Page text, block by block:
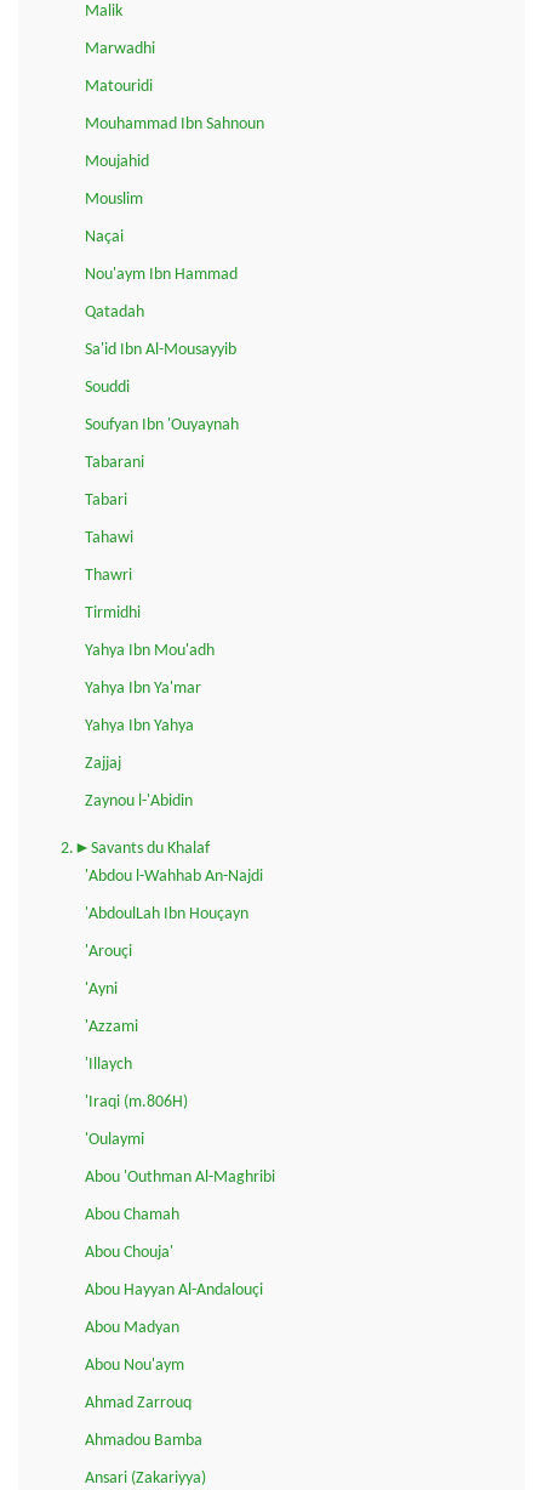
Malik
Marwadhi
Matouridi
Mouhammad Ibn Sahnoun
Moujahid
Mouslim
Naçai
Nou'aym Ibn Hammad
Qatadah
Sa'id Ibn Al-Mousayyib
Souddi
Soufyan Ibn 'Ouyaynah
Tabarani
Tabari
Tahawi
Thawri
Tirmidhi
Yahya Ibn Mou'adh
Yahya Ibn Ya'mar
Yahya Ibn Yahya
Zajjaj
Zaynou l-'Abidin
2.►Savants du Khalaf
'Abdou l-Wahhab An-Najdi
'AbdoulLah Ibn Houçayn
'Arouçi
'Ayni
'Azzami
'Illaych
'Iraqi (m.806H)
'Oulaymi
Abou 'Outhman Al-Maghribi
Abou Chamah
Abou Chouja'
Abou Hayyan Al-Andalouçi
Abou Madyan
Abou Nou'aym
Ahmad Zarrouq
Ahmadou Bamba
Ansari (Zakariyya)